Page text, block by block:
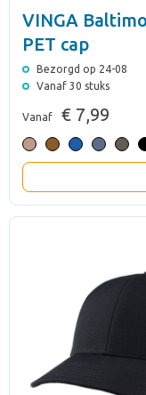
VINGA
PET cap
Bezorgd op 24-08
Vanaf 30 stuks
Vanaf € 7,99